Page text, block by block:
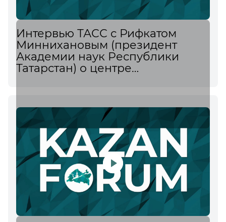
Интервью ТАСС с Рифкатом
Миннихановым (президент
Академии наук Республики
Татарстан) о центре